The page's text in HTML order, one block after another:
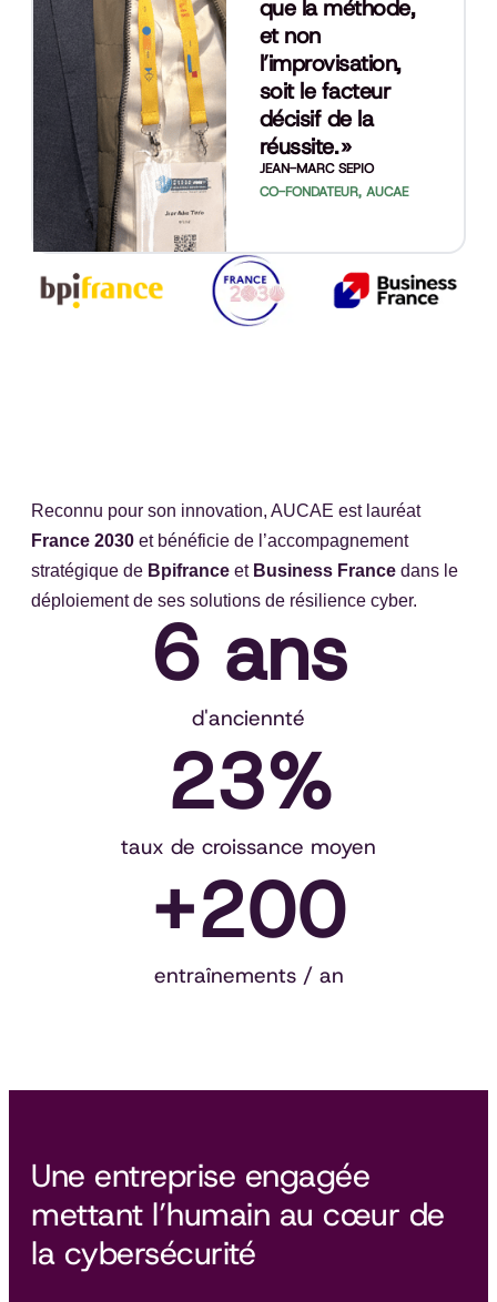
que la méthode,
et non
l’improvisation,
soit le facteur
décisif de la
réussite. »
JEAN-MARC SEPIO
CO-FONDATEUR, AUCAE
Reconnu pour son innovation, AUCAE est lauréat
France 2030 et bénéficie de l’accompagnement
stratégique de Bpifrance et Business France dans le
déploiement de ses solutions de résilience cyber.
d'anciennté
6 ans
taux de croissance moyen
23%
entraînements / an
+200
Une entreprise engagée
mettant l’humain au cœur de
la cybersécurité